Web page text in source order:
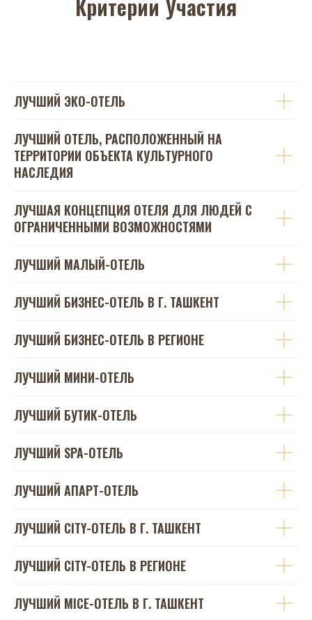
Критерии Участия
ЛУЧШИЙ ЭКО-ОТЕЛЬ
ЛУЧШИЙ ОТЕЛЬ, РАСПОЛОЖЕННЫЙ НА
ТЕРРИТОРИИ ОБЪЕКТА КУЛЬТУРНОГО
НАСЛЕДИЯ
ЛУЧШАЯ КОНЦЕПЦИЯ ОТЕЛЯ ДЛЯ ЛЮДЕЙ С
ОГРАНИЧЕННЫМИ ВОЗМОЖНОСТЯМИ
ЛУЧШИЙ МАЛЫЙ-ОТЕЛЬ
ЛУЧШИЙ БИЗНЕС-ОТЕЛЬ В Г. ТАШКЕНТ
ЛУЧШИЙ БИЗНЕС-ОТЕЛЬ В РЕГИОНЕ
ЛУЧШИЙ МИНИ-ОТЕЛЬ
ЛУЧШИЙ БУТИК-ОТЕЛЬ
ЛУЧШИЙ SPA-ОТЕЛЬ
ЛУЧШИЙ АПАРТ-ОТЕЛЬ
ЛУЧШИЙ CITY-ОТЕЛЬ В Г. ТАШКЕНТ
ЛУЧШИЙ CITY-ОТЕЛЬ В РЕГИОНЕ
ЛУЧШИЙ MICE-ОТЕЛЬ В Г. ТАШКЕНТ